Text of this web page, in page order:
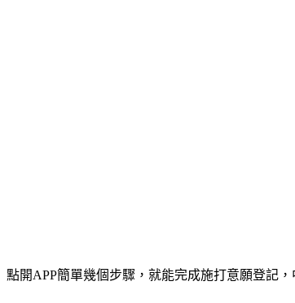
點開APP簡單幾個步驟，就能完成施打意願登記